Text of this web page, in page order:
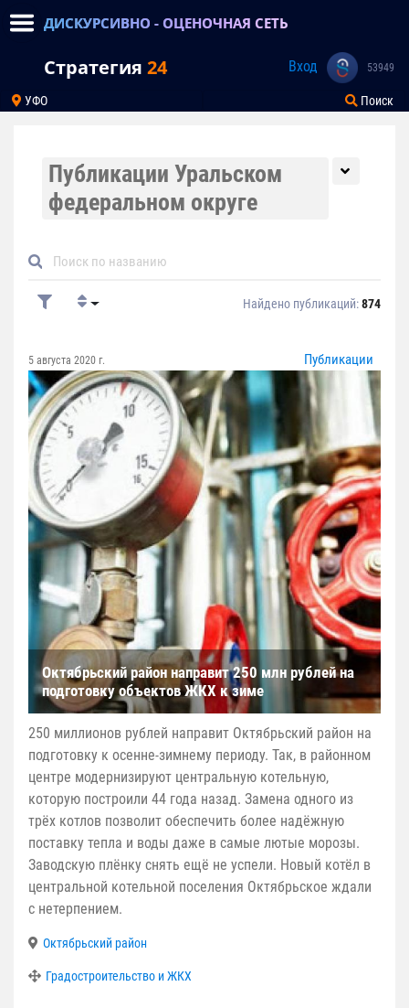
ДИСКУРСИВНО - ОЦЕНОЧНАЯ СЕТЬ
Стратегия 24 Вход 53949
УФО Поиск
Публикации Уральском
федеральном округе
Найдено публикаций:874
5 августа 2020 г. Публикации
Октябрьский район направит 250 млн рублей на
подготовку объектов ЖКХ к зиме
250 миллионов рублей направит Октябрьский район на
подготовку к осенне-зимнему периоду. Так, в районном
центре модернизируют центральную котельную,
которую построили 44 года назад. Замена одного из
трёх котлов позволит обеспечить более надёжную
поставку тепла и воды даже в самые лютые морозы.
Заводскую плёнку снять ещё не успели. Новый котёл в
центральной котельной поселения Октябрьское ждали
с нетерпением.
Октябрьский район
Градостроительство и ЖКХ